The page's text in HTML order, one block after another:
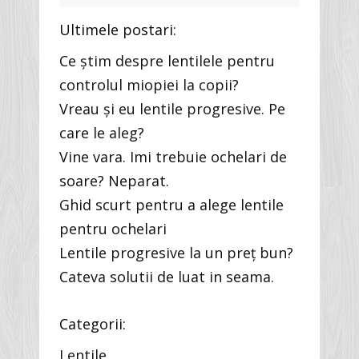
Ultimele postari:
Ce știm despre lentilele pentru
controlul miopiei la copii?
Vreau și eu lentile progresive. Pe
care le aleg?
Vine vara. Imi trebuie ochelari de
soare? Neparat.
Ghid scurt pentru a alege lentile
pentru ochelari
Lentile progresive la un preț bun?
Cateva solutii de luat in seama.
Categorii:
Lentile